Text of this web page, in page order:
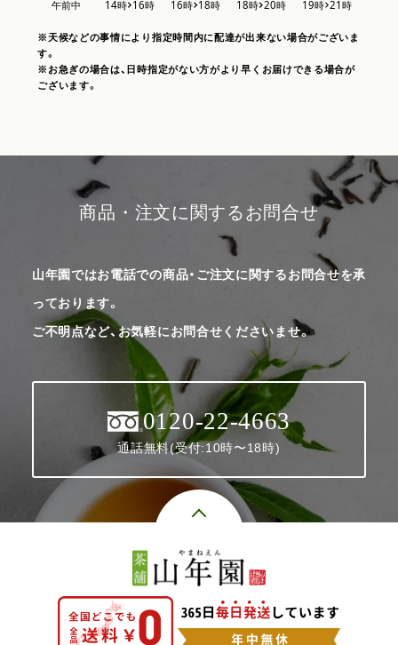
※天候などの事情により指定時間内に配達が出来ない場合がございま
す。
※お急ぎの場合は、日時指定がない方がより早くお届けできる場合が
ございます。
商品・注文に関するお問合せ
山年園ではお電話での商品・ご注文に関するお問合せを承
っております。
ご不明点など、お気軽にお問合せくださいませ。
0120-22-4663
通話無料(受付:10時〜18時)